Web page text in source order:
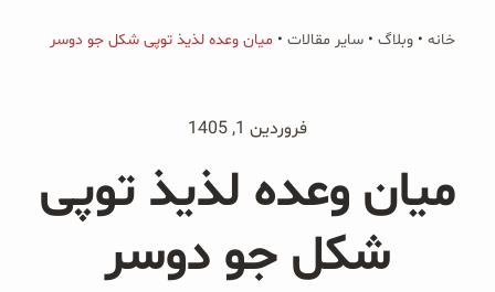
برای:
پکیج‌ها
محصولات ارگانیک
محصولات جو دوسر
پودر کیک جو دوسر
خانه • وبلاگ • سایر مقالات • میان وعده لذیذ توپی شکل جو دوسر
فروردین 1, 1405
میان وعده لذیذ توپی
شکل جو دوسر